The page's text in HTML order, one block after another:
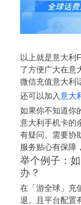
以上就是意大利
了方便广大在意
微信充值意大利
还可以加入意大
如果你不知道你
意大利手机卡的
有疑问、需要协
服务贴心有保障
举个例子：
办？
在「游全球」充
退。且平台配置